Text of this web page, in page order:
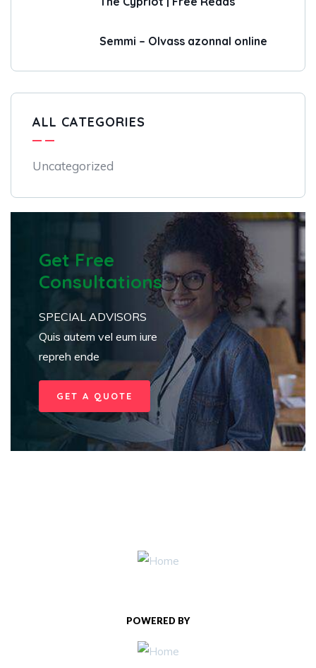
Semmi – Olvass azonnal online
ALL CATEGORIES
Uncategorized
Get Free
Consultations
SPECIAL ADVISORS
Quis autem vel eum iure
repreh ende
GET A QUOTE
POWERED BY